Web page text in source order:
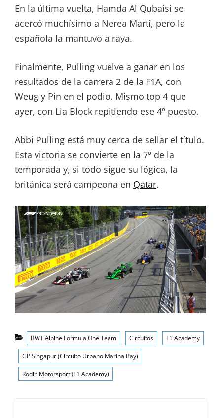
En la última vuelta, Hamda Al Qubaisi se
acercó muchísimo a Nerea Martí, pero la
española la mantuvo a raya.
Finalmente, Pulling vuelve a ganar en los
resultados de la carrera 2 de la F1A, con
Weug y Pin en el podio. Mismo top 4 que
ayer, con Lia Block repitiendo ese 4º puesto.
Abbi Pulling está muy cerca de sellar el título.
Esta victoria se convierte en la 7º de la
temporada y, si todo sigue su lógica, la
británica será campeona en Qatar.
Categorías
BWT Alpine Formula One Team Circuitos F1 Academy
GP Singapur (Circuito Urbano Marina Bay)
Rodin Motorsport (F1 Academy)